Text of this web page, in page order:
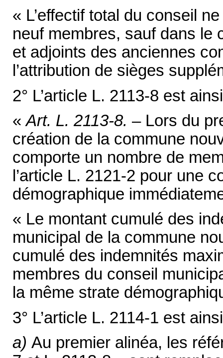
« L’effectif total du conseil
neuf membres, sauf dans le
et adjoints des anciennes
l’attribution de sièges
2° L’article L. 2113-8 est
«Art. L. 2113-8. – Lors du
création de la commune
comporte un nombre de
l’article L. 2121-2 pour une
démographique
« Le montant cumulé des
municipal de la commune
cumulé des indemnités
membres du conseil
la même strate
3° L’article L. 2114-1 est
a) Au premier alinéa, les